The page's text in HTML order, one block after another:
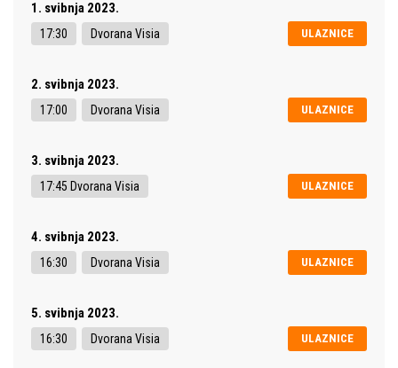
1. svibnja 2023.
ULAZNICE
17:30 Dvorana Visia
2. svibnja 2023.
ULAZNICE
17:00 Dvorana Visia
3. svibnja 2023.
ULAZNICE
17:45 Dvorana Visia
4. svibnja 2023.
ULAZNICE
16:30 Dvorana Visia
5. svibnja 2023.
ULAZNICE
16:30 Dvorana Visia